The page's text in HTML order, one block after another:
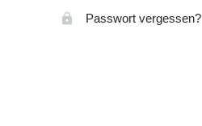
Passwort vergessen?